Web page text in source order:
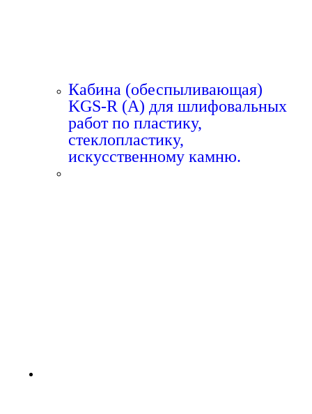
Кабина (обеспыливающая)
KGS-R (A) для шлифовальных
работ по пластику,
стеклопластику,
искусственному камню.